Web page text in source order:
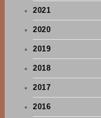
2021
2020
2019
2018
2017
2016